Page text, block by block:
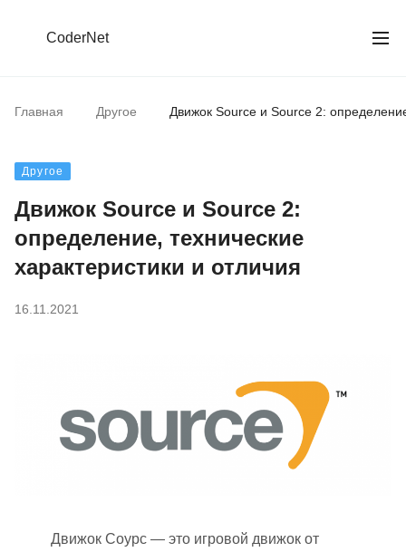
CoderNet
Главная Другое Движок Source и Source 2:
Другое
Движок Source и Source 2:
определение, технические
характеристики и отличия
16.11.2021
Движок Соурс — это игровой движок от